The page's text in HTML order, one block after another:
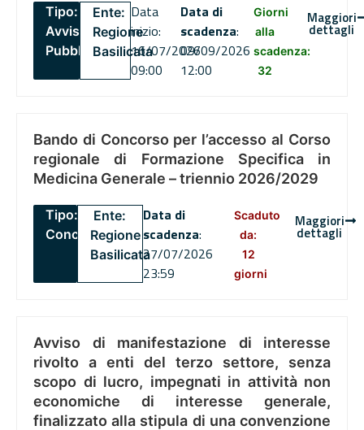
Tipo:
Avviso
Pubblico
Ente:
Regione
Basilicata
Data
inizio:
16/07/2026
09:00
Data di
scadenza:
09/09/2026
12:00
Giorni
alla
scadenza:
32
Maggiori
dettagli
Bando di Concorso per l’accesso al Corso
regionale di Formazione Specifica in
Medicina Generale – triennio 2026/2029
Tipo:
Concorsi
Ente:
Regione
Basilicata
Data di
scadenza:
27/07/2026
23:59
Scaduto
da:
12
giorni
Maggiori
dettagli
Avviso di manifestazione di interesse
rivolto a enti del terzo settore, senza
scopo di lucro, impegnati in attività non
economiche di interesse generale,
finalizzato alla stipula di una convenzione